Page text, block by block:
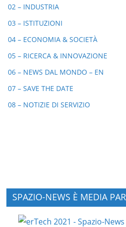
02 – INDUSTRIA
03 – ISTITUZIONI
04 – ECONOMIA & SOCIETÀ
05 – RICERCA & INNOVAZIONE
06 – NEWS DAL MONDO – EN
07 – SAVE THE DATE
08 – NOTIZIE DI SERVIZIO
SPAZIO-NEWS È MEDIA